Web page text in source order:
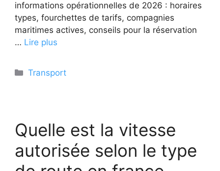
informations opérationnelles de 2026 : horaires
types, fourchettes de tarifs, compagnies
maritimes actives, conseils pour la réservation
… Lire plus
Catégories
Transport
Quelle est la vitesse
autorisée selon le type